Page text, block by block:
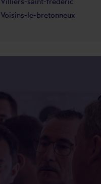
Voisins-le-bretonneux